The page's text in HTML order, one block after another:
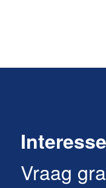
Vraag